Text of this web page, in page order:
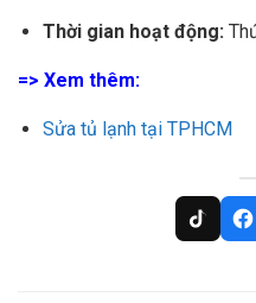
Thời gian hoạt động:
=> Xem thêm:
Sửa tủ lạnh tại TPHCM